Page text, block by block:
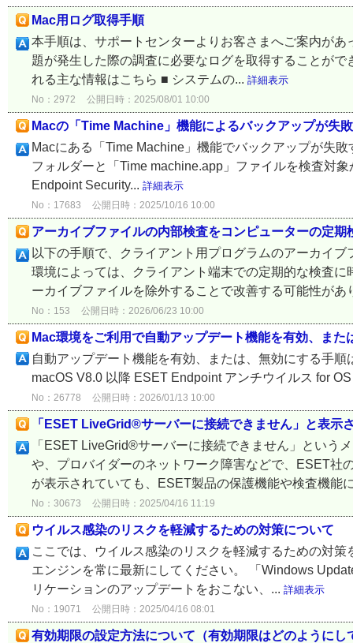
Mac用ログ取得手順
本手順は、サポートセンターよりお客さまへご案内が
題が発生した際の調査に必要なログを取得することが
れる主な情報はこちら ■ システムの... 詳細表示
No：2972 公開日時：2025/08/01 10:00
Macの「Time Machine」機能によるバックアップが失
Macにある「Time Machine」機能でバックアップが失
フォルダーと「Time machine.app」ファイルを検査対
Endpoint Security... 詳細表示
No：17683 公開日時：2025/10/16 10:00
アーカイブファイルの内部検査をコンピューターの定期
以下の手順で、クライアント用プログラムのアーカイ
環境によっては、クライアント端末での定期的な検査
ーカイブファイルを除外することで改善する可能性があ
No：153 公開日時：2026/06/23 10:00
Mac環境をご利用で自動アップデート機能を有効、また
自動アップデート機能を有効、または、無効にする手
macOS V8.0 以降 ESET Endpoint アンチウイルス for
No：26778 公開日時：2026/01/13 10:00
「ESET LiveGrid®サーバーに接続できません」と表示
「ESET LiveGrid®サーバーに接続できません」という
や、プロバイダーのネットワーク障害などで、ESET社
が表示されていても、ESET製品の保護機能や検査機能
No：30673 公開日時：2025/04/16 11:19
ウイルス感染のリスクを軽減するための対策について
ここでは、ウイルス感染のリスクを軽減するための対
エンジンを常に最新にしてください。 「Windows
リケーションのアップデートをおこない、... 詳細表示
No：19071 公開日時：2025/04/16 08:01
有効期限の設定方法について（有効期限はどのようにし